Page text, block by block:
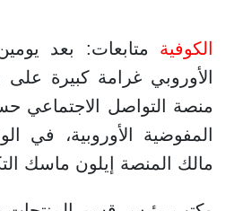
الكوفية متابعات: بعد
الأوروبي غرامة كبيرة
منصة التواصل الاجتماعي
المفوضية الأوروبية، في
مالك المنصة إيلون ماسك